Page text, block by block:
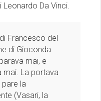
Leonardo Da Vinci.
Francesco del
di Gioconda.
mai, e
mai. La portava
pare la
(Vasari, la